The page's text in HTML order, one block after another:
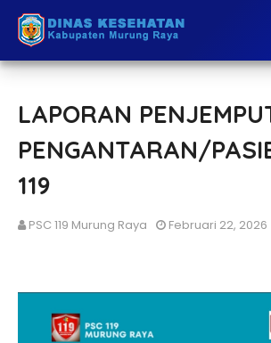
LAPORAN
PENGANTARAN/
119
PSC 119 Murung Raya Februari 22, 2026